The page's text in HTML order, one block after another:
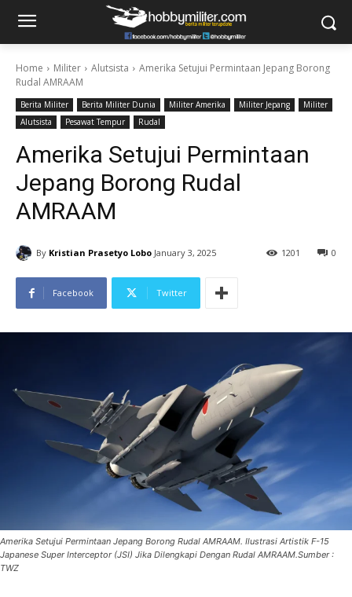
Home Militer Alutsista
Amerika Setujui Permintaan Jepang Borong
Rudal AMRAAM
Berita Militer Berita Militer Dunia Militer Amerika Militer Jepang
Militer
Alutsista
Pesawat Tempur Rudal
Amerika Setujui Permintaan
Jepang Borong Rudal
AMRAAM
By Kristian Prasetyo Lobo January 3, 2025 0
1201
Facebook Twitter
Amerika Setujui Permintaan Jepang Borong Rudal AMRAAM. Ilustrasi Artistik F-15
Japanese Super Interceptor (JSI) Jika Dilengkapi Dengan Rudal AMRAAM.Sumber :
TWZ